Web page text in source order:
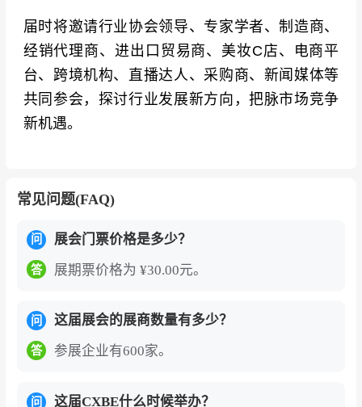
届时将邀请行业协会领导、专家学者、制造商、
经销代理商、进出口贸易商、美妆C店、电商平
台、跨境机构、直播达人、采购商、新闻媒体等
共同参会，探讨行业发展新方向，把脉市场竞争
新机遇。
常见问题(FAQ)
问 展会门票价格是多少？
答 展期票价格为 ¥30.00元。
问 这届展会的展商数量有多少？
答 参展企业有600家。
问 这届CXBE什么时候举办？